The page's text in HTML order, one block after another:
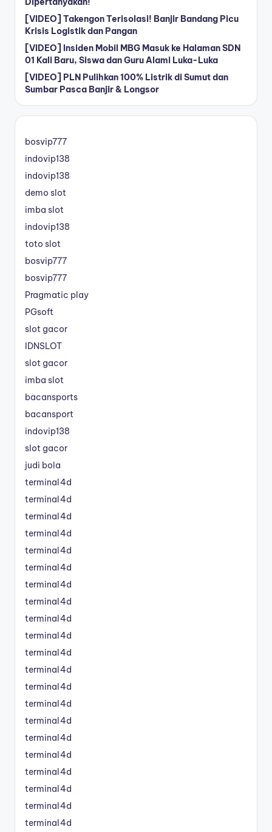
[VIDEO] Takengon Terisolasi! Banjir Bandang Picu
Krisis Logistik dan Pangan
[VIDEO] Insiden Mobil MBG Masuk ke Halaman SDN
01 Kali Baru, Siswa dan Guru Alami Luka-Luka
[VIDEO] PLN Pulihkan 100% Listrik di Sumut dan
Sumbar Pasca Banjir & Longsor
bosvip777
indovip138
indovip138
demo slot
imba slot
indovip138
toto slot
bosvip777
bosvip777
Pragmatic play
PGsoft
slot gacor
IDNSLOT
slot gacor
imba slot
bacansports
bacansport
indovip138
slot gacor
judi bola
terminal4d
terminal4d
terminal4d
terminal4d
terminal4d
terminal4d
terminal4d
terminal4d
terminal4d
terminal4d
terminal4d
terminal4d
terminal4d
terminal4d
terminal4d
terminal4d
terminal4d
terminal4d
terminal4d
terminal4d
terminal4d